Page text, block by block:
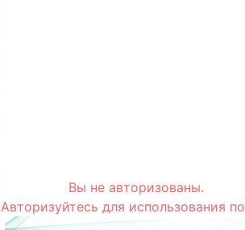
Вы не авторизованы.
Авторизуйтесь для использования